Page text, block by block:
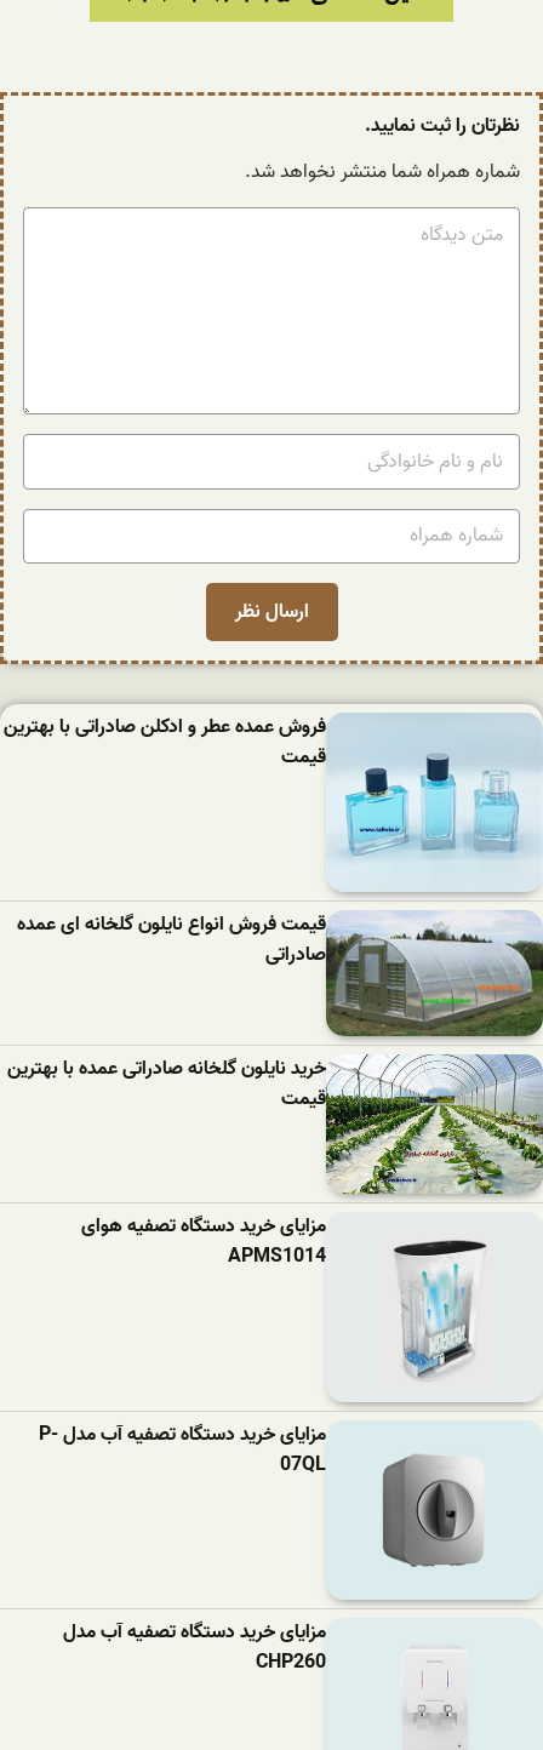
نظرتان را ثبت نمایید.
شماره همراه شما منتشر نخواهد شد.
فروش عمده عطر و ادکلن صادراتی با بهترین
قیمت
قیمت فروش انواع نایلون گلخانه ای عمده
صادراتی
خرید نایلون گلخانه صادراتی عمده با بهترین
قیمت
مزایای خرید دستگاه تصفیه هوای
APMS1014
مزایای خرید دستگاه تصفیه آب مدل P-
07QL
مزایای خرید دستگاه تصفیه آب مدل
CHP260